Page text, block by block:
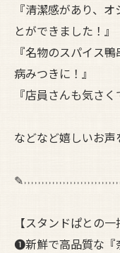
『清潔感があり、
とができました！』
『名物のスパイス
病みつきに！』
『店員さんも気さ
などなど嬉しいお声
【スタンドぱとの
❶新鮮で高品質な『